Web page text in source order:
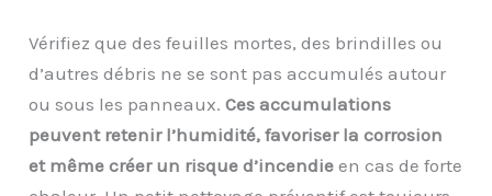
Vérifiez que des feuilles mortes, des brindilles ou
d’autres débris ne se sont pas accumulés autour
ou sous les panneaux.Ces accumulations
peuvent retenir l’humidité, favoriser la corrosion
et même créer un risque d’incendie en cas de forte